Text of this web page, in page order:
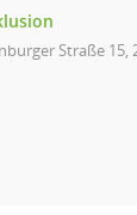
Straße 15,